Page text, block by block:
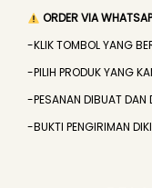
ORDER VIA
-KLIK TOMBOL YANG
-PILIH PRODUK YANG
-PESANAN DIBUAT DAN
-BUKTI PENGIRIMAN